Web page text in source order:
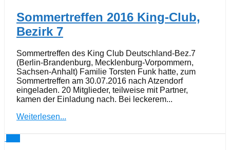
Sommertreffen 2016 King-Club,
Bezirk 7
Sommertreffen des King Club Deutschland-Bez.7
(Berlin-Brandenburg, Mecklenburg-Vorpommern,
Sachsen-Anhalt) Familie Torsten Funk hatte, zum
Sommertreffen am 30.07.2016 nach Atzendorf
eingeladen. 20 Mitglieder, teilweise mit Partner,
kamen der Einladung nach. Bei leckerem...
Weiterlesen...